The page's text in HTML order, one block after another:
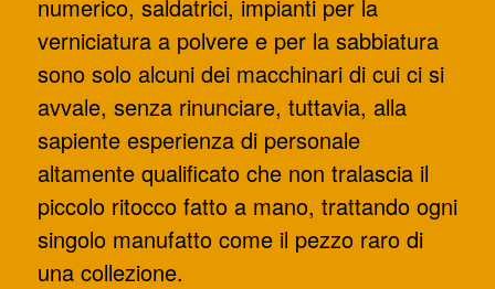
numerico, saldatrici, impianti per la
verniciatura a polvere e per la sabbiatura
sono solo alcuni dei macchinari di cui ci si
avvale, senza rinunciare, tuttavia, alla
sapiente esperienza di personale
altamente qualificato che non tralascia il
piccolo ritocco fatto a mano, trattando ogni
singolo manufatto come il pezzo raro di
una collezione.